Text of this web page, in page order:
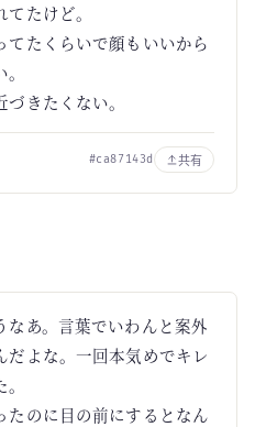
たけど。
てたくらいで顔もいいから
きたくない。
#ca87143d 共有
なあ。言葉でいわんと案外
だよな。一回本気めでキレ
たのに目の前にするとなん